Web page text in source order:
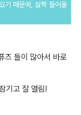
기 때문에, 살짝 들어올
즈 들이 많아서 바로
기고 잘 열림!